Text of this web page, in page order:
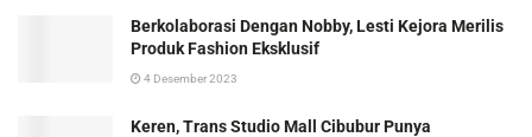
Berkolaborasi Dengan Nobby, Lesti Kejora Merilis
Produk Fashion Eksklusif
4 Desember 2023
Keren, Trans Studio Mall Cibubur Punya